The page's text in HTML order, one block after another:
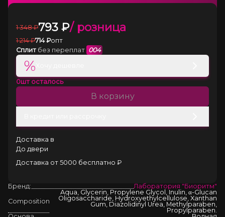
1 348 ₽793 ₽/ розница
1 214 ₽714₽опт
Сплит без переплат 004
%
0шт осталось
В корзину
Доставка в
До двери
Доставка от 5000 бесплатно ₽
Бренд:
Лаборатория "Биоритм"
Composition
Aqua, Glycerin, Propylene Glycol, Inulin, α-Glucan
Oligosaccharide, Hydroxyethylcellulose, Xanthan
Gum, Diazolidinyl Urea, Methylparaben,
Propylparaben.